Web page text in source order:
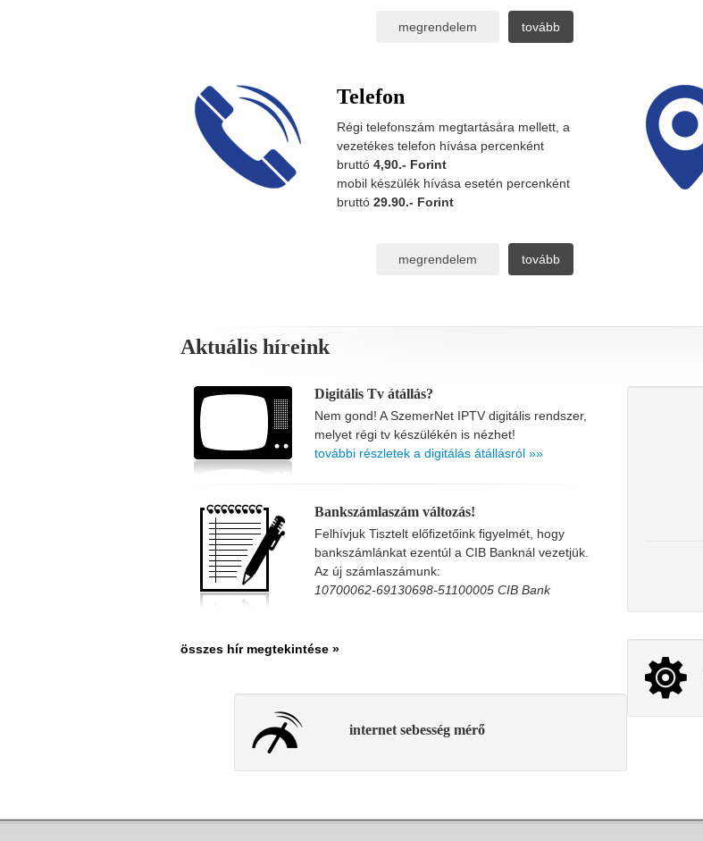
tovább
megrendelem
Telefon
Régi telefonszám megtartására mellett, a
vezetékes telefon hívása percenként
bruttó 4,90.- Forint
mobil készülék hívása esetén percenként
bruttó 29.90.- Forint
tovább
megrendelem
Aktuális híreink
Digitális Tv átállás?
Nem gond! A SzemerNet IPTV digitális rendszer,
melyet régi tv készülékén is nézhet!
további részletek a digitálás átállásról »»
Bankszámlaszám változás!
Felhívjuk Tisztelt előfizetőink figyelmét, hogy
bankszámlánkat ezentúl a CIB Banknál vezetjük.
Az új számlaszámunk:
10700062-69130698-51100005 CIB Bank
összes hír megtekintése »
internet sebesség mérő